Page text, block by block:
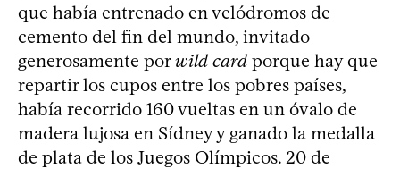
que había entrenado en velódromos de
cemento del fin del mundo, invitado
generosamente porwild card porque hay que
repartir los cupos entre los pobres países,
había recorrido 160 vueltas en un óvalo de
madera lujosa en Sídney y ganado la medalla
de plata de los Juegos Olímpicos. 20 de